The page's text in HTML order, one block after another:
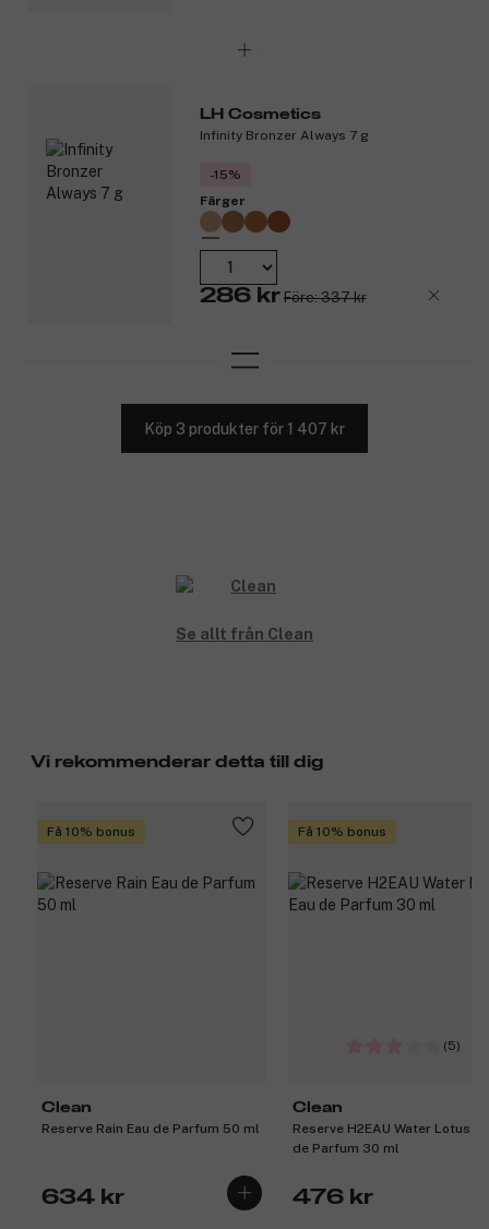
LH Cosmetics
Infinity Bronzer Always 7 g
-15%
Färger
286 kr Före: 337 kr
Köp 3 produkter för 1 407 kr
Se allt från Clean
Vi rekommenderar detta till dig
Få 10% bonus
Clean
Reserve Rain Eau de Parfum 50 ml
634 kr
Få 10% bonus
(5)
Clean
Reserve H2EAU Water Lotus
de Parfum 30 ml
476 kr